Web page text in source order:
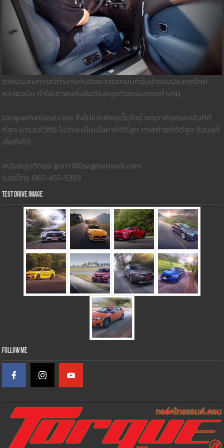
จากประสบการณ์ทำงานกับนิตยสารรถยนต์ชั้นนำของประเทศไทย
หลายฉบับ ทำให้เราพบทั้งข้อดีและจุดด้วยของการทำงาน
torquethailand.com จึงไม่แค่เพียงเว็บไซต์ แต่เราคัดกรองสิ่งที่ดี
ที่สุด มารวมใว้ที่นี่ ไม่ว่าจะเป็นเนื้อหาที่ดีที่สุด ภาพถ่ายที่ดีที่สุด ข้อมูลที่
เชื่อถือได้
สนับสนุนติดต่อ gorri180sx@hotmail.com
เบอร์โทร 065-455-5393
Test Drive Image
Follow Me